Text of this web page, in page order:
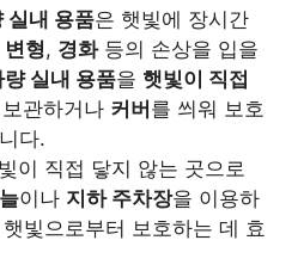
실내 용품은 햇빛에 장시간
변형, 경화등의 손상을 입을
량 실내 용품을 햇빛이 직접
관하거나 커버를 씌워 보호
다.
이 직접 닿지 않는 곳으로
이나 지하 주차장을 이용하
햇빛으로부터 보호하는 데 효